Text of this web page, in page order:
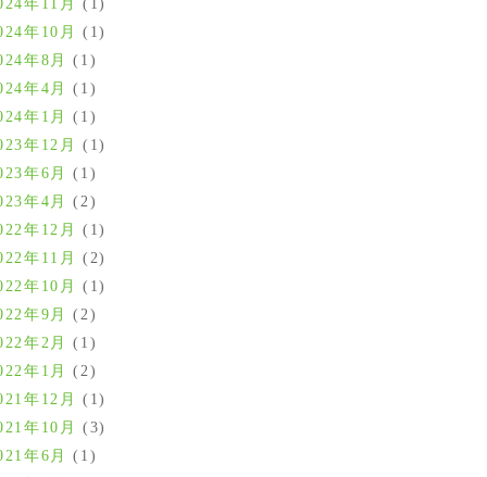
年10月
(1)
年8月
(1)
年4月
(1)
年1月
(1)
年12月
(1)
年6月
(1)
年4月
(2)
年12月
(1)
年11月
(2)
年10月
(1)
年9月
(2)
年2月
(1)
年1月
(2)
年12月
(1)
年10月
(3)
年6月
(1)